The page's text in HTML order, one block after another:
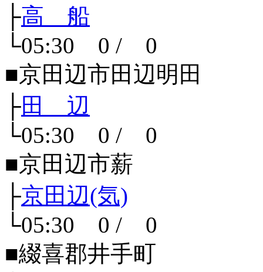
├高 船
└05:30 0 / 0
■京田辺市田辺明田
├田 辺
└05:30 0 / 0
■京田辺市薪
├京田辺(気)
└05:30 0 / 0
■綴喜郡井手町